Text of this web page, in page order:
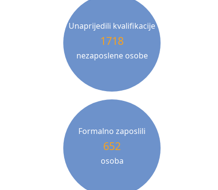
Unaprijedili kvalifikacije
1718
nezaposlene osobe
Formalno zaposlili
652
osoba